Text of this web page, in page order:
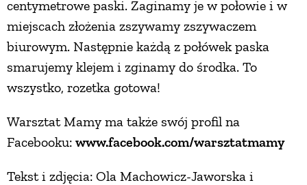
centymetrowe paski. Zaginamy je w połowie i w
miejscach złożenia zszywamy zszywaczem
biurowym. Następnie każdą z połówek paska
smarujemy klejem i zginamy do środka. To
wszystko, rozetka gotowa!
Warsztat Mamy ma także swój profil na
Facebooku: www.facebook.com/warsztatmamy
Tekst i zdjęcia: Ola Machowicz-Jaworska i